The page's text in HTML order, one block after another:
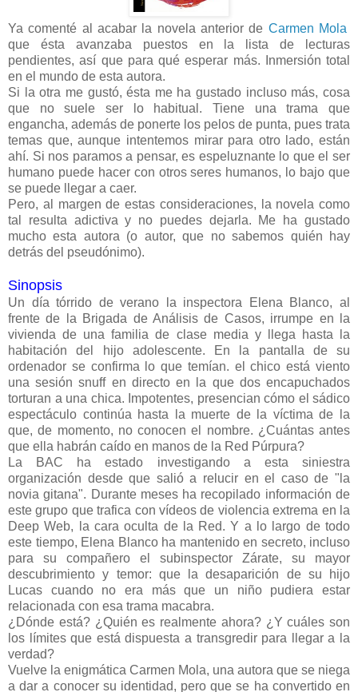
Ya comenté al acabar la novela anterior de Carmen Mola
que ésta avanzaba puestos en la lista de lecturas
pendientes, así que para qué esperar más. Inmersión total
en el mundo de esta autora.
Si la otra me gustó, ésta me ha gustado incluso más, cosa
que no suele ser lo habitual. Tiene una trama que
engancha, además de ponerte los pelos de punta, pues trata
temas que, aunque intentemos mirar para otro lado, están
ahí. Si nos paramos a pensar, es espeluznante lo que el ser
humano puede hacer con otros seres humanos, lo bajo que
se puede llegar a caer.
Pero, al margen de estas consideraciones, la novela como
tal resulta adictiva y no puedes dejarla. Me ha gustado
mucho esta autora (o autor, que no sabemos quién hay
detrás del pseudónimo).
Sinopsis
Un día tórrido de verano la inspectora Elena Blanco, al
frente de la Brigada de Análisis de Casos, irrumpe en la
vivienda de una familia de clase media y llega hasta la
habitación del hijo adolescente. En la pantalla de su
ordenador se confirma lo que temían. el chico está viento
una sesión snuff en directo en la que dos encapuchados
torturan a una chica. Impotentes, presencian cómo el sádico
espectáculo continúa hasta la muerte de la víctima de la
que, de momento, no conocen el nombre. ¿Cuántas antes
que ella habrán caído en manos de la Red Púrpura?
La BAC ha estado investigando a esta siniestra
organización desde que salió a relucir en el caso de "la
novia gitana". Durante meses ha recopilado información de
este grupo que trafica con vídeos de violencia extrema en la
Deep Web, la cara oculta de la Red. Y a lo largo de todo
este tiempo, Elena Blanco ha mantenido en secreto, incluso
para su compañero el subinspector Zárate, su mayor
descubrimiento y temor: que la desaparición de su hijo
Lucas cuando no era más que un niño pudiera estar
relacionada con esa trama macabra.
¿Dónde está? ¿Quién es realmente ahora? ¿Y cuáles son
los límites que está dispuesta a transgredir para llegar a la
verdad?
Vuelve la enigmática Carmen Mola, una autora que se niega
a dar a conocer su identidad, pero que se ha convertido en